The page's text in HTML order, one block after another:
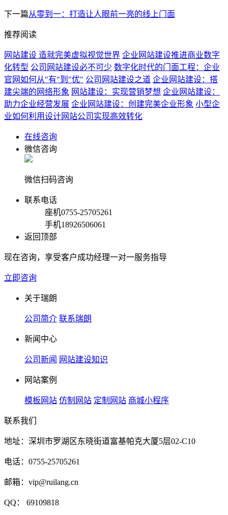
下一篇从零到一：打造让人眼前一亮的线上门面
推荐阅读
网站建设 造就完美虚拟视觉世界 企业网站建设推进商业数字
化转型 公司网站建设必不可少 数字化时代的门面工程：企业
官网如何从"有"到"优" 公司网站建设之道 企业网站建设：搭
建尖端的网络形象 网站建设：实现营销梦想 企业网站建设：
助力企业经营发展 企业网站建设：创建完美企业形象 小型企
业如何利用设计网站公司实现高效转化
在线咨询
微信咨询
微信扫码咨询
联系电话
座机0755-25705261
手机18926506061
返回顶部
现在咨询，享受客户成功经理一对一服务指导
立即咨询
关于瑞朗
公司简介 联系瑞朗
新闻中心
公司新闻 网站建设知识
网站案例
模板网站 仿制网站 定制网站 商城小程序
联系我们
地址：深圳市罗湖区东晓街道富基帕克大厦5层02-C10
电话：0755-25705261
邮箱：vip@ruilang.cn
QQ： 69109818